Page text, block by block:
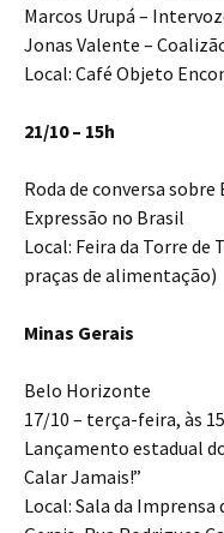
Marcos Urupá –
Jonas Valente –
Local: Café Objeto
21/10 – 15h
Roda de conversa sobre
Expressão no Brasil
Local: Feira da Torre de
praças de alimentação)
Minas Gerais
Belo Horizonte
17/10 – terça-feira, às
Lançamento estadual
Calar Jamais!”
Local: Sala da